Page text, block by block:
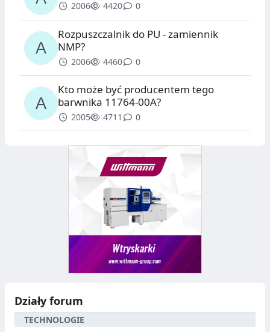
2006 4420 0
Rozpuszczalnik do PU - zamiennik
NMP?
2006 4460 0
Kto może być producentem tego
barwnika 11764-00A?
2005 4711 0
Działy forum
TECHNOLOGIE